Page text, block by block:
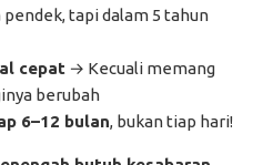
tapi dalam 5 tahun
cepat → Kecuali memang
berubah
6–12 bulan, bukan tiap hari!